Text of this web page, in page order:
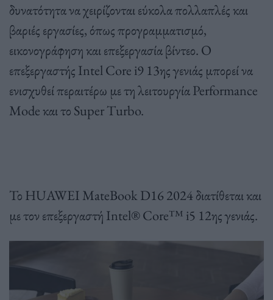
δυνατότητα να χειρίζονται εύκολα πολλαπλές και
βαριές εργασίες, όπως προγραμματισμό,
εικονογράφηση και επεξεργασία βίντεο. Ο
επεξεργαστής Intel Core i9 13ης γενιάς μπορεί να
ενισχυθεί περαιτέρω με τη λειτουργία Performance
Mode και το Super Turbo.
Το HUAWEI MateBook D16 2024 διατίθεται και
με τον επεξεργαστή Intel® Core™ i5 12ης γενιάς.